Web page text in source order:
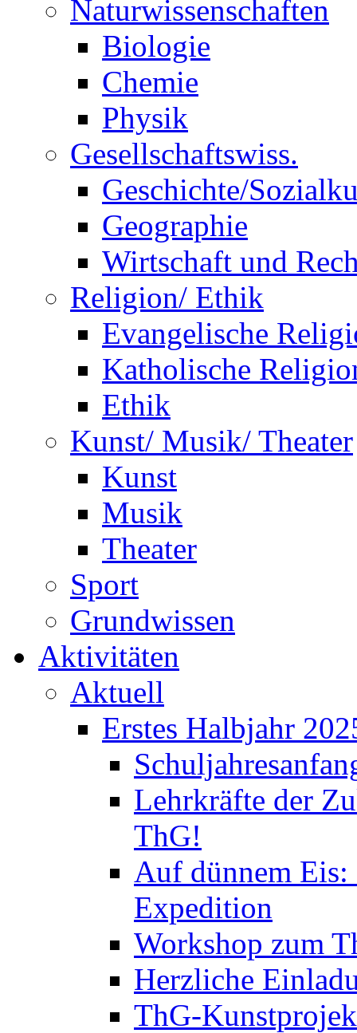
Naturwissenschaften
Biologie
Chemie
Physik
Gesellschaftswiss.
Geschichte/
Geographie
Wirtschaft und
Religion/ Ethik
Evangelische
Katholische
Ethik
Kunst/ Musik/ Theater
Kunst
Musik
Theater
Sport
Grundwissen
Aktivitäten
Aktuell
Erstes Halbjahr
Lehrkräfte der
ThG!
Auf dünnem
Expedition
Workshop zum
Herzliche
ThG-